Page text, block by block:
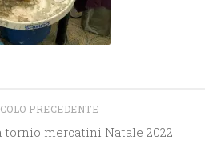
PRECEDENTE
tornio mercatini Natale 2022